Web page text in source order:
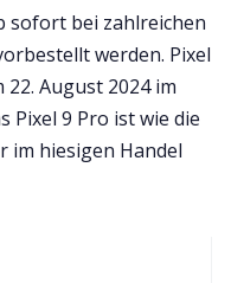
sofort bei zahlreichen
werden. Pixel
22. August 2024 im
Pixel 9 Pro ist wie die
im hiesigen Handel